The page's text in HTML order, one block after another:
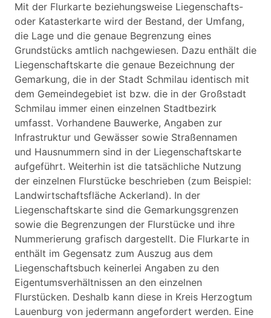
Mit der Flurkarte beziehungsweise Liegenschafts-
oder Katasterkarte wird der Bestand, der Umfang,
die Lage und die genaue Begrenzung eines
Grundstücks amtlich nachgewiesen. Dazu enthält die
Liegenschaftskarte die genaue Bezeichnung der
Gemarkung, die in der Stadt Schmilau identisch mit
dem Gemeindegebiet ist bzw. die in der Großstadt
Schmilau immer einen einzelnen Stadtbezirk
umfasst. Vorhandene Bauwerke, Angaben zur
Infrastruktur und Gewässer sowie Straßennamen
und Hausnummern sind in der Liegenschaftskarte
aufgeführt. Weiterhin ist die tatsächliche Nutzung
der einzelnen Flurstücke beschrieben (zum Beispiel:
Landwirtschaftsfläche Ackerland). In der
Liegenschaftskarte sind die Gemarkungsgrenzen
sowie die Begrenzungen der Flurstücke und ihre
Nummerierung grafisch dargestellt. Die Flurkarte in
enthält im Gegensatz zum Auszug aus dem
Liegenschaftsbuch keinerlei Angaben zu den
Eigentumsverhältnissen an den einzelnen
Flurstücken. Deshalb kann diese in Kreis Herzogtum
Lauenburg von jedermann angefordert werden. Eine